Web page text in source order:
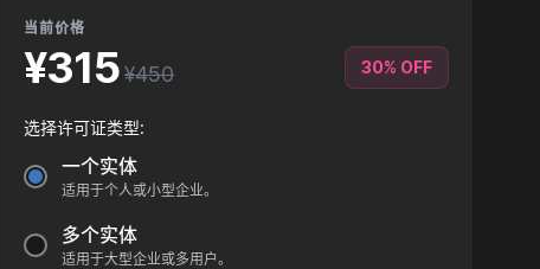
当前价格
¥315¥450 30% OFF
选择许可证类型:
一个实体
适用于个人或小型企业。
多个实体
适用于大型企业或多用户。